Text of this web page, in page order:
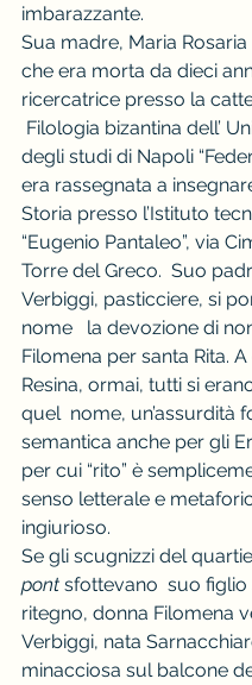
imbarazzante.
Sua madre, Maria Rosaria
che era morta da dieci
ricercatrice presso la
Filologia bizantina dell’
degli studi di Napoli
era rassegnata a
Storia presso l’Istituto
“Eugenio Pantaleo”, via
Torre del Greco.  Suo
Verbiggi, pasticciere, si
nome   la devozione di
Filomena per santa Rita.
Resina, ormai, tutti si
quel  nome, un’assurdità
semantica anche per gli
per cui “rito” è
senso letterale e
ingiurioso.
Se gli scugnizzi del
pont sfottevano suo figlio
ritegno, donna Filomena
Verbiggi, nata
minacciosa sul balcone